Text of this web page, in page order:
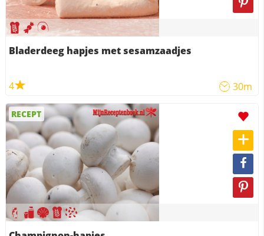
Bladerdeeg hapjes met sesamzaadjes
4 30m
RECEPT